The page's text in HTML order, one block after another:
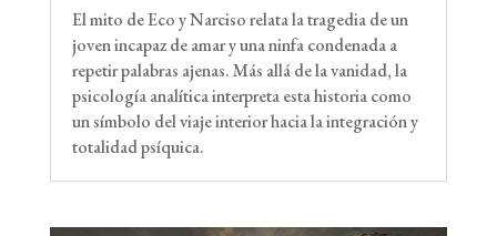
El mito de Eco y Narciso relata la tragedia de un
joven incapaz de amar y una ninfa condenada a
repetir palabras ajenas. Más allá de la vanidad, la
psicología analítica interpreta esta historia como
un símbolo del viaje interior hacia la integración y
totalidad psíquica.